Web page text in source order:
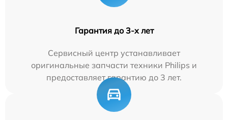
Гарантия до 3-х лет
Сервисный центр устанавливает
оригинальные запчасти техники Philips и
предоставляет гарантию до 3 лет.